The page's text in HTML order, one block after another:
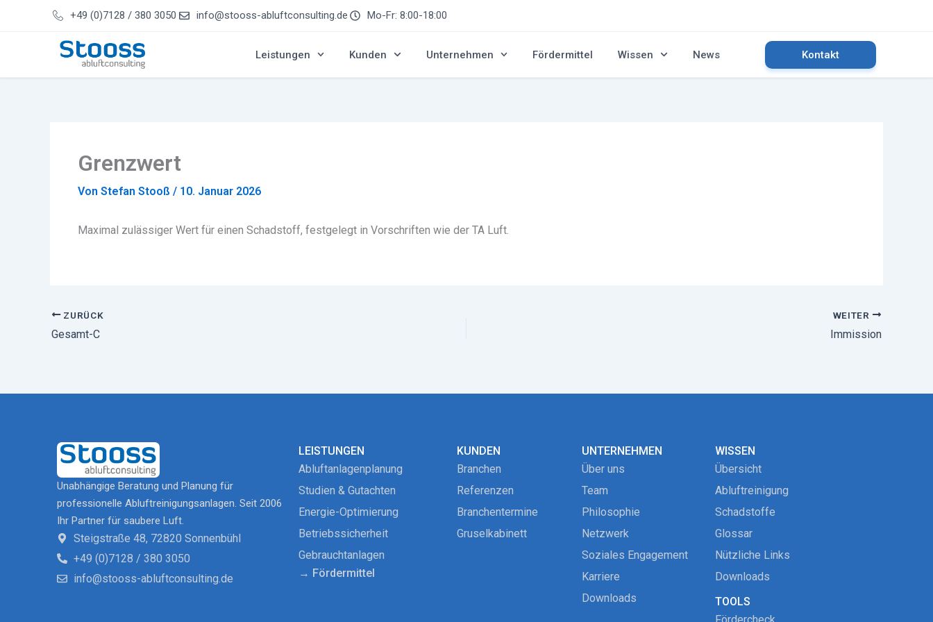
+49 (0)7128 / 380 3050 info@stooss-abluftconsulting.de Mo-Fr: 8:00-18:00
Leistungen Kunden Unternehmen Fördermittel Wissen News Kontakt
Grenzwert
Von Stefan Stooß / 10. Januar 2026
Maximal zulässiger Wert für einen Schadstoff, festgelegt in Vorschriften wie der TA Luft.
ZURÜCK
Gesamt-C
WEITER
Immission
Unabhängige Beratung und Planung für
professionelle Abluftreinigungsanlagen. Seit 2006
Ihr Partner für saubere Luft.
Steigstraße 48, 72820 Sonnenbühl
+49 (0)7128 / 380 3050
info@stooss-abluftconsulting.de
LEISTUNGEN
Abluftanlagenplanung
Studien & Gutachten
Energie-Optimierung
Betriebssicherheit
Gebrauchtanlagen
→ Fördermittel
KUNDEN
Branchen
Referenzen
Branchentermine
Gruselkabinett
UNTERNEHMEN
Über uns
Team
Philosophie
Netzwerk
Soziales Engagement
Karriere
Downloads
WISSEN
Übersicht
Abluftreinigung
Schadstoffe
Glossar
Nützliche Links
Downloads
TOOLS